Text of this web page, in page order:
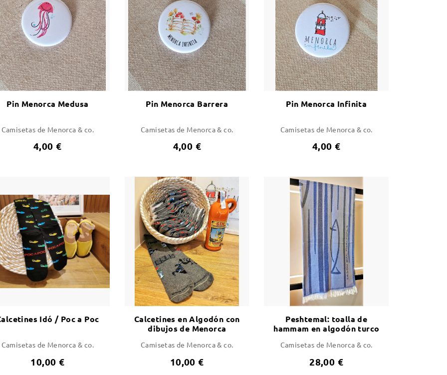
Pin Menorca Medusa
Camisetas de Menorca & co.
4,00 €
Pin Menorca Barrera
Camisetas de Menorca & co.
4,00 €
Pin Menorca Infinita
Camisetas de Menorca & co.
4,00 €
Idó / Poc a Poc
Camisetas de Menorca & co.
10,00 €
Calcetines en Algodón con
dibujos de Menorca
Camisetas de Menorca & co.
10,00 €
Peshtemal: toalla de
hammam en algodón turco
Camisetas de Menorca & co.
28,00 €